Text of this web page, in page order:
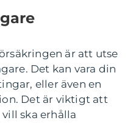
är att utse
Det kan vara din
eller även en
Det är viktigt att
ska erhålla